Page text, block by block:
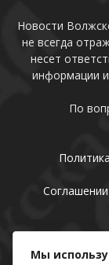
Новости
не всегда
несет
информации
По
Мы